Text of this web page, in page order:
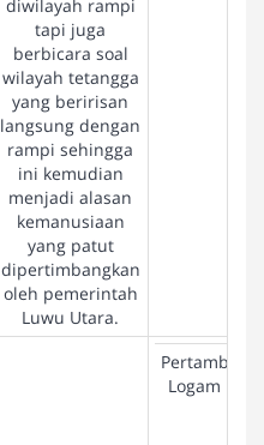
diwilayah rampi
tapi juga
berbicara soal
wilayah tetangga
yang beririsan
langsung dengan
rampi sehingga
ini kemudian
menjadi alasan
kemanusiaan
yang patut
dipertimbangkan
oleh pemerintah
Luwu Utara.
Logam